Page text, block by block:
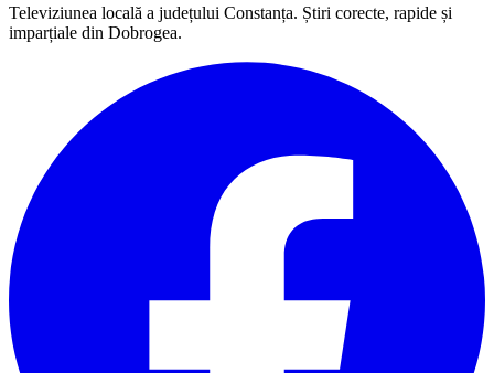
Televiziunea locală a județului Constanța. Știri corecte, rapide și
imparțiale din Dobrogea.